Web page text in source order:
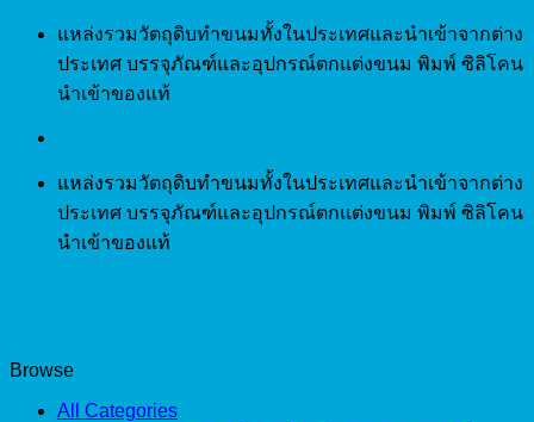
Skip
content
แหล่งรวมวัตถุดิบทำขนมทั้งในประเทศและนำเข้าจากต่าง
ประเทศ บรรจุภัณฑ์และอุปกรณ์ตกแต่งขนม พิมพ์ ซิลิโคน
นำเข้าของแท้
แหล่งรวมวัตถุดิบทำขนมทั้งในประเทศและนำเข้าจากต่าง
ประเทศ บรรจุภัณฑ์และอุปกรณ์ตกแต่งขนม พิมพ์ ซิลิโคน
นำเข้าของแท้
Browse
All Categories